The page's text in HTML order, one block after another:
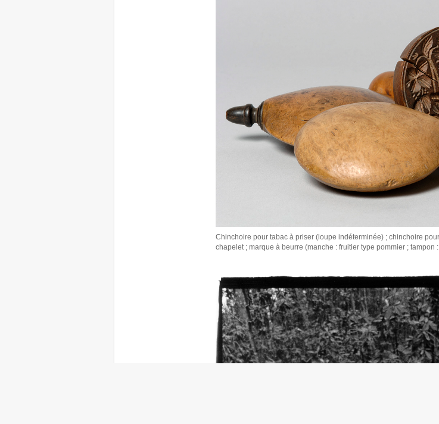
Chinchoire pour tabac à priser (loupe indéterminée) ; chinchoire
chapelet ; marque à beurre (manche : fruitier type pommier ; tampon